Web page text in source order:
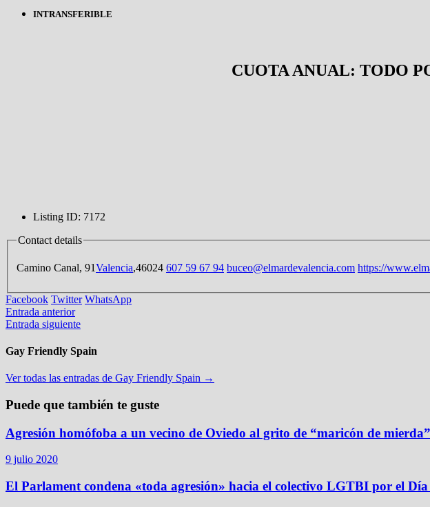
INTRANSFERIBLE
CUOTA ANUAL: TODO
Listing ID: 7172
Contact details
Camino Canal, 91Valencia,46024 607 59 67 94 buceo@elmardevalencia.com https://
Facebook Twitter WhatsApp
Entrada anterior
Entrada siguiente
Gay Friendly Spain
Ver todas las entradas de Gay Friendly Spain →
Puede que también te guste
Agresión homófoba a un vecino de Oviedo al grito de “maricón de mierda”
9 julio 2020
El Parlament condena «toda agresión» hacia el colectivo LGTBI por el